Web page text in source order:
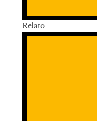
Relato